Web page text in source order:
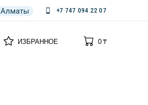
Алматы +7 747 094 22 07
ИЗБРАННОЕ
0
0₸